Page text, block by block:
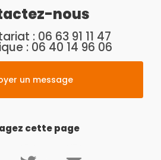
nous
: 06 63 91 11 47
: 06 40 14 96 06
un message
cette page